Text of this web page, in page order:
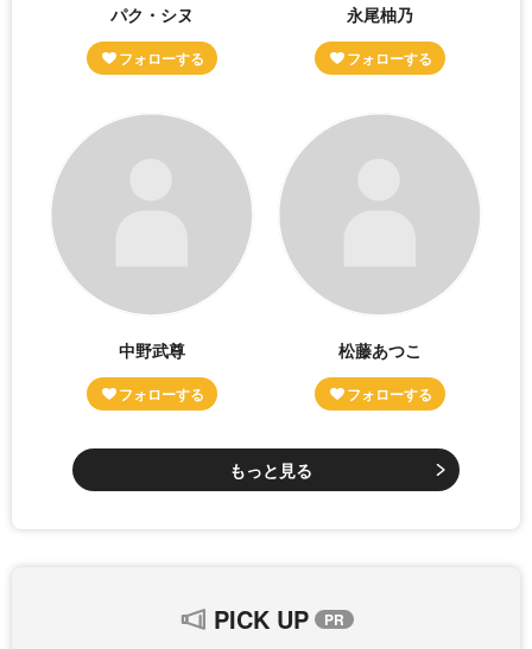
パク・シヌ 永尾柚乃
中野武尊 松藤あつこ
もっと見る
PICK UP